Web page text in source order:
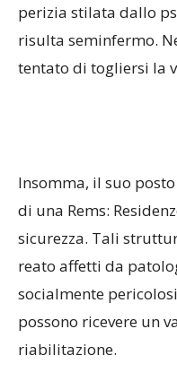
perizia stilata dallo
risulta seminfermo.
tentato di togliersi la
Insomma, il suo
di una Rems:
sicurezza. Tali
reato affetti da
socialmente
possono ricevere un
riabilitazione.